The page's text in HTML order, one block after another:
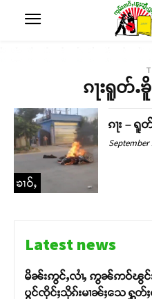
ၵႃးရူတ်ႉ
ၶၢဝ်ႇ
ၵႃး – ရူ
September
Latest news
မိၼ်းဢွင်ႇလၢႆႇ ဢွၼ်ဢဝ်ၽွ
ပွင်ၸိုင်ႈသိုၵ်းမၢၼ်ႈသေ ႁွတ်